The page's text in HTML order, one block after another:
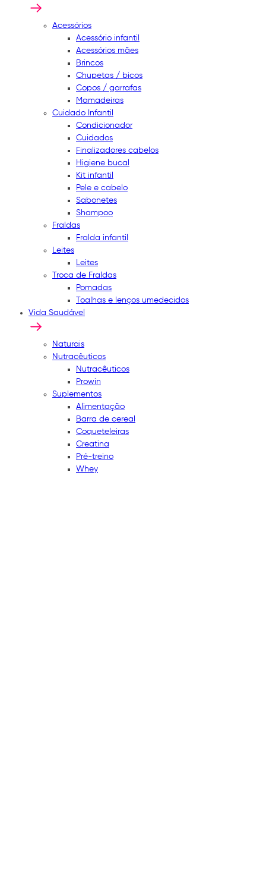
Acessórios
Acessório infantil
Acessórios mães
Brincos
Chupetas / bicos
Copos / garrafas
Mamadeiras
Cuidado Infantil
Condicionador
Cuidados
Finalizadores cabelos
Higiene bucal
Kit infantil
Pele e cabelo
Sabonetes
Shampoo
Fraldas
Fralda infantil
Leites
Leites
Troca de Fraldas
Pomadas
Toalhas e lenços umedecidos
Vida Saudável
Naturais
Nutracêuticos
Nutracêuticos
Prowin
Suplementos
Alimentação
Barra de cereal
Coqueteleiras
Creatina
Pré-treino
Whey